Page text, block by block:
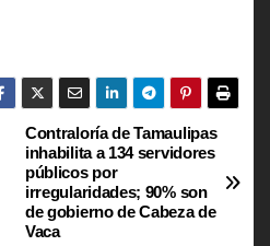
Contraloría de Tamaulipas
inhabilita a 134 servidores
públicos por
irregularidades; 90% son
de gobierno de Cabeza de
Vaca